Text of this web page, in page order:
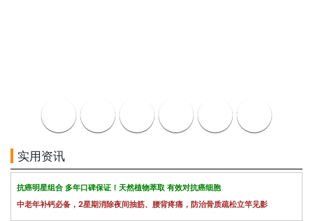
实用资讯
抗癌明星组合 多年口碑保证！天然植物萃取 有效对抗癌细胞
中老年补钙必备，2星期消除夜间抽筋、腰背疼痛，防治骨质疏松立竿见影